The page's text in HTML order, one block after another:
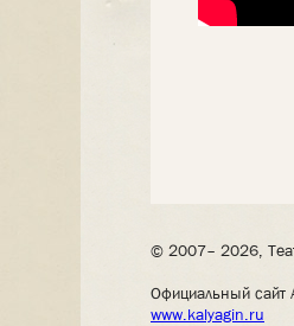
© 2007– 2026,
Официальный сайт
www.kalyagin.ru